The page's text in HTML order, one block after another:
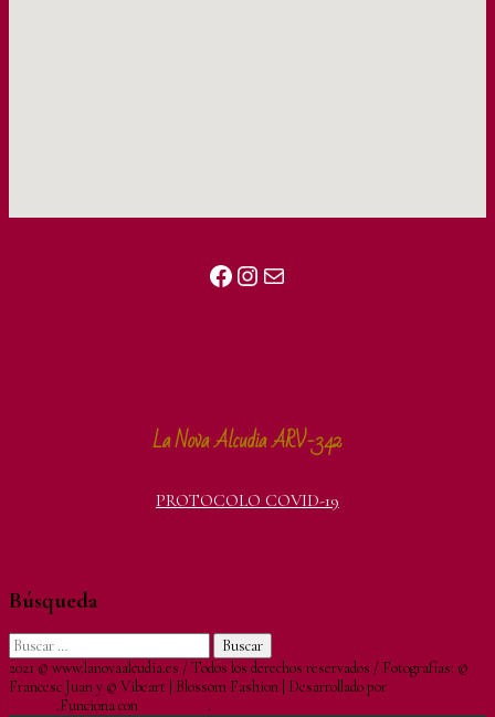
La Nova Alcudia ARV-342
PROTOCOLO COVID-19
Búsqueda
2021 © www.lanovaalcudia.es / Todos los derechos reservados / Fotografías: ©
Francesc Juan y © Vibeart | Blossom Fashion | Desarrollado por
.Funciona con .